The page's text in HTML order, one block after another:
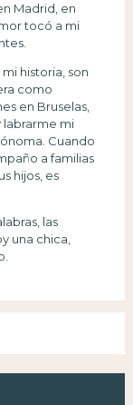
Madrid, en
tocó a mi
historia, son
como
en Bruselas,
labrarme mi
Cuando
a familias
hijos, es
las
una chica,